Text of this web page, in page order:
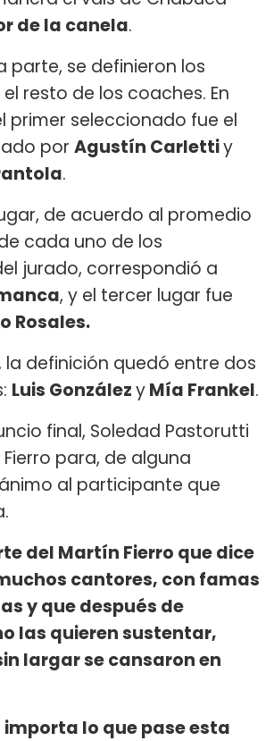
de la canela.
parte, se definieron los
resto de los coaches. En
primer seleccionado fue el
por Agustín Carlettiy
.
de acuerdo al promedio
cada uno de los
jurado, correspondió a
, y el tercer lugar fue
Rosales.
la definición quedó entre dos
Luis GonzálezyMía Frankel.
final, Soledad Pastorutti
para, de alguna
al participante que
del Martín Fierro que dice
cantores, con famas
y que después de
las quieren sustentar,
largar se cansaron en
importa lo que pase esta